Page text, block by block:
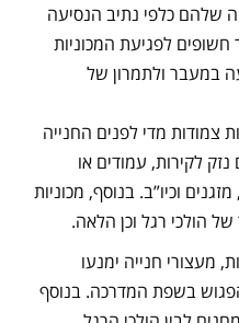
שלהם כלפי נתיב הנסיעה
חשופים לפגיעת המכוניות
במעבר ולתמרון של
צמודות מדי לפנים החנייה
נזק לקירות, עמודים או
וכיו”ב. בנוסף, מכוניות
הולכי רגל וכן הלאה.
מעצורי חנייה ימנעו
בשפת המדרכה. בנוסף